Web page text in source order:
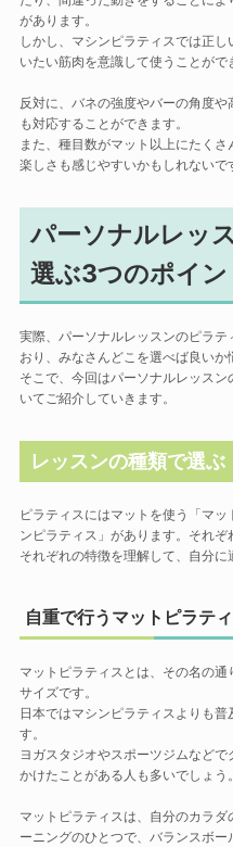
があります。
しかし、マシンピラティスでは正
いたい筋肉を意識して使うことがで
反対に、バネの強度やバーの角度
も対応することができます。
また、種目数がマット以上にたくさ
楽しさも感じやすいかもしれないで
パーソナルレッ
選ぶ3つのポイン
実際、パーソナルレッスンのピラ
おり、みなさんどこを選べば良いか
そこで、今回はパーソナルレッス
いてご紹介していきます。
レッスンの種類で選ぶ
ピラティスにはマットを使う「マ
ンピラティス」があります。それぞ
それぞれの特徴を理解して、自分に
自重で行うマットピラテ
マットピラティスとは、その名の
サイズです。
日本ではマシンピラティスよりも
す。
ヨガスタジオやスポーツジムなど
かけたことがある人も多いでしょう。
マットピラティスは、自分のカラ
ーニングのひとつで、バランスボー